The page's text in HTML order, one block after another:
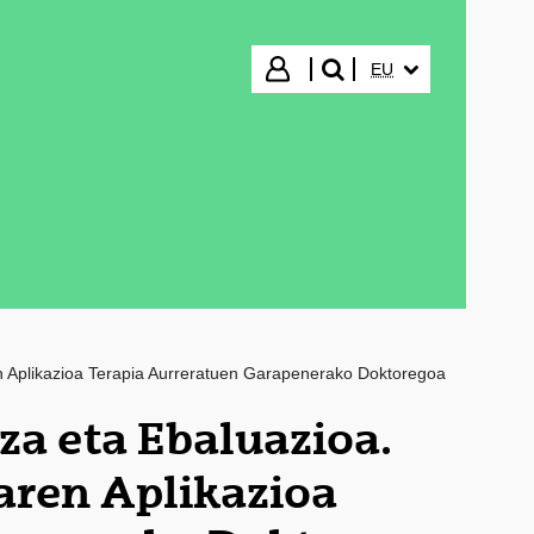
Hasi saioa
bilatu"
EU
Terapia Aurreratuen Garapenerako Doktoregoa
eta Ebaluazioa.
Aplikazioa